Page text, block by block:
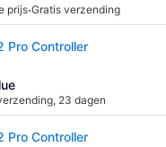
prijs·Gratis verzending
Pro Controller
, 23 dagen
Pro Controller